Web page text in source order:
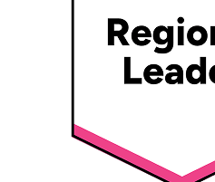
: Controleer elke
formele juistheid met onze
de IBAN bij twijfel rechtstreeks